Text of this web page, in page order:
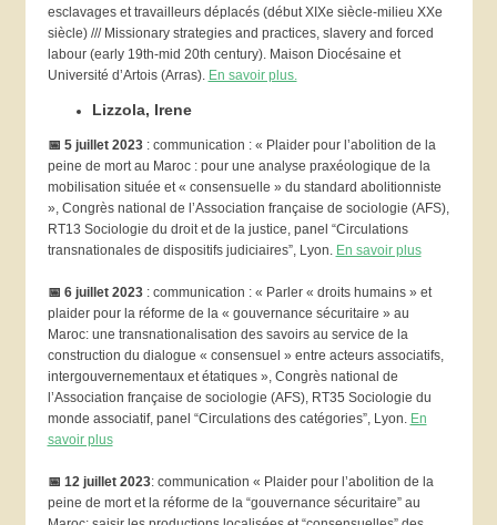
esclavages et travailleurs déplacés (début XIXe siècle-milieu XXe
siècle) /// Missionary strategies and practices, slavery and forced
labour (early 19th-mid 20th century). Maison Diocésaine et
Université d’Artois (Arras). En savoir plus.
Lizzola, Irene
📅 5 juillet 2023 : communication : « Plaider pour l’abolition de la
peine de mort au Maroc : pour une analyse praxéologique de la
mobilisation située et « consensuelle » du standard abolitionniste
», Congrès national de l’Association française de sociologie (AFS),
RT13 Sociologie du droit et de la justice, panel “Circulations
transnationales de dispositifs judiciaires”, Lyon. En savoir plus
📅 6 juillet 2023: communication : « Parler « droits humains » et
plaider pour la réforme de la « gouvernance sécuritaire » au
Maroc: une transnationalisation des savoirs au service de la
construction du dialogue « consensuel » entre acteurs associatifs,
intergouvernementaux et étatiques », Congrès national de
l’Association française de sociologie (AFS), RT35 Sociologie du
monde associatif, panel “Circulations des catégories”, Lyon. En
savoir plus
📅 12 juillet 2023: communication « Plaider pour l’abolition de la
peine de mort et la réforme de la “gouvernance sécuritaire” au